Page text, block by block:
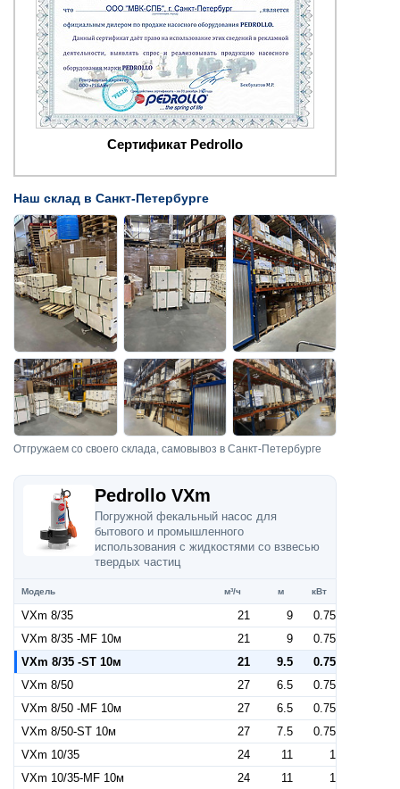
Сертификат Pedrollo
Наш склад в Санкт-Петербурге
Отгружаем со своего склада, самовывоз в Санкт-Петербурге
Pedrollo VXm
Погружной фекальный насос для
бытового и промышленного
использования с жидкостями со взвесью
твердых частиц
Модель м³/ч м кВт
VXm 8/35 21 9
0.75
VXm 8/35 -MF 10м
21 9
0.75
VXm 8/35 -ST 10м
21 9.5
0.75
VXm 8/50
27 6.5
0.75
VXm 8/50 -MF 10м
27 6.5
0.75
VXm 8/50-ST 10м
27 7.5
0.75
VXm 10/35
24 11
1
VXm 10/35-MF 10м
24 11
1